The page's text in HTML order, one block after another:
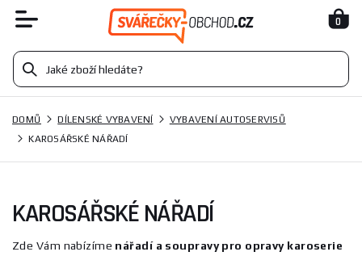
0
DOMŮ DÍLENSKÉ VYBAVENÍ
VYBAVENÍ AUTOSERVISŮ
KAROSÁŘSKÉ NÁŘADÍ
KAROSÁŘSKÉ NÁŘADÍ
Zde Vám nabízíme nářadí a soupravy pro opravy karoserie